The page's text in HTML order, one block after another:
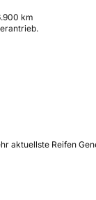
km
aktuellste Reifen